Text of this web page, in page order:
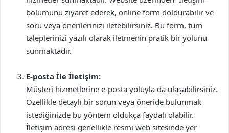
bölümünü ziyaret ederek, online form doldurabilir ve
soru veya önerilerinizi iletebilirsiniz. Bu form, tüm
taleplerinizi yazılı olarak iletmenin pratik bir yolunu
sunmaktadır.
E-posta İle İletişim:
Müşteri hizmetlerine e-posta yoluyla da ulaşabilirsiniz.
Özellikle detaylı bir sorun veya öneride bulunmak
istediğinizde bu yöntem oldukça faydalı olabilir.
İletişim adresi genellikle resmi web sitesinde yer